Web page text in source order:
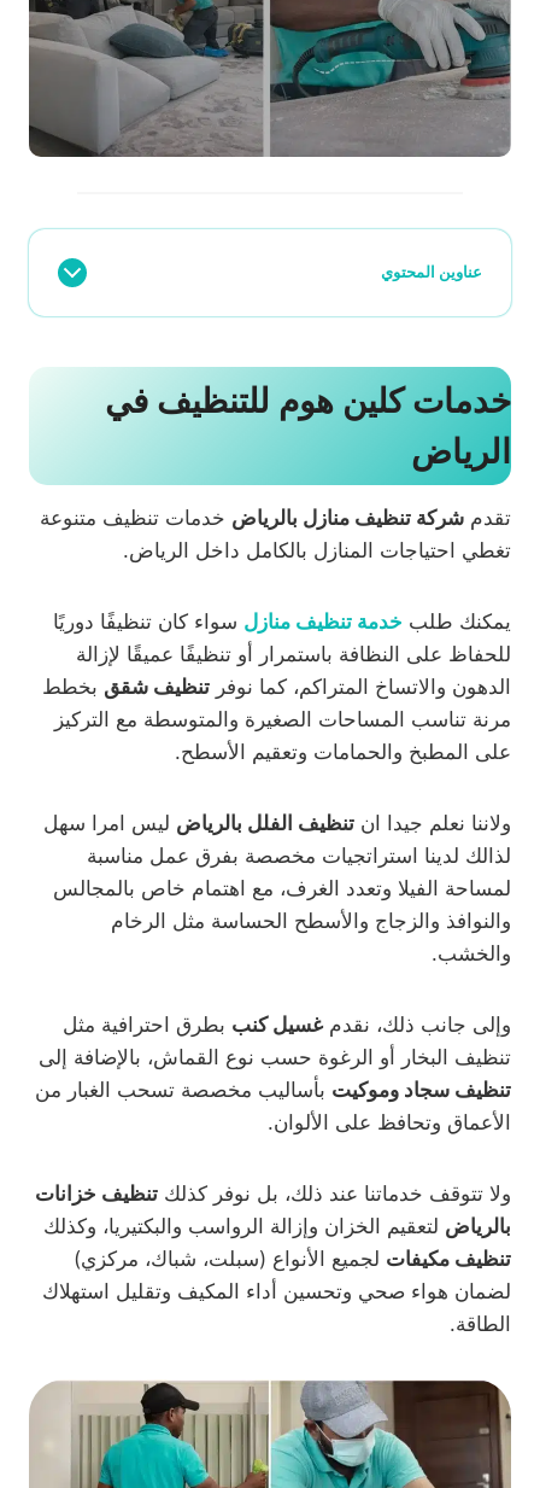
عناوين المحتوي
خدمات كلين هوم للتنظيف في
الرياض
تقدم شركة تنظيف منازل بالرياض خدمات تنظيف متنوعة
تغطي احتياجات المنازل بالكامل داخل الرياض.
يمكنك طلب خدمة تنظيف منازل سواء كان تنظيفًا دوريًا
للحفاظ على النظافة باستمرار أو تنظيفًا عميقًا لإزالة
الدهون والاتساخ المتراكم، كما نوفر تنظيف شقق بخطط
مرنة تناسب المساحات الصغيرة والمتوسطة مع التركيز
على المطبخ والحمامات وتعقيم الأسطح.
ولاننا نعلم جيدا ان تنظيف الفلل بالرياض ليس امرا سهل
لذالك لدينا استراتجيات مخصصة بفرق عمل مناسبة
لمساحة الفيلا وتعدد الغرف، مع اهتمام خاص بالمجالس
والنوافذ والزجاج والأسطح الحساسة مثل الرخام
والخشب.
وإلى جانب ذلك، نقدمغسيل كنب بطرق احترافية مثل
تنظيف البخار أو الرغوة حسب نوع القماش، بالإضافة إلى
تنظيف سجاد وموكيت بأساليب مخصصة تسحب الغبار من
الأعماق وتحافظ على الألوان.
ولا تتوقف خدماتنا عند ذلك، بل نوفر كذلك تنظيف خزانات
بالرياض لتعقيم الخزان وإزالة الرواسب والبكتيريا، وكذلك
تنظيف مكيفات لجميع الأنواع (سبلت، شباك، مركزي)
لضمان هواء صحي وتحسين أداء المكيف وتقليل استهلاك
الطاقة.